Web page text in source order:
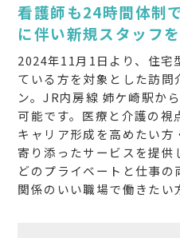
看護師も24時間体制
に伴い新規スタッフ
2024年11月1日より、住宅
ている方を対象とした訪
ン。JR内房線 姉ケ崎駅か
可能です。医療と介護の視
キャリア形成を高めたい
寄り添ったサービスを提
どのプライベートと仕事
関係のいい職場で働きたい